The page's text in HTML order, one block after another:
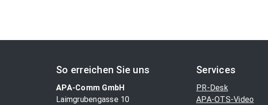
So erreichen Sie uns
APA-Comm GmbH
Laimgrubengasse 10
Services
PR-Desk
APA-OTS-Video